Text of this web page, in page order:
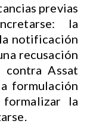
previas
la
notificación
recusación
contra Assat
formulación
la